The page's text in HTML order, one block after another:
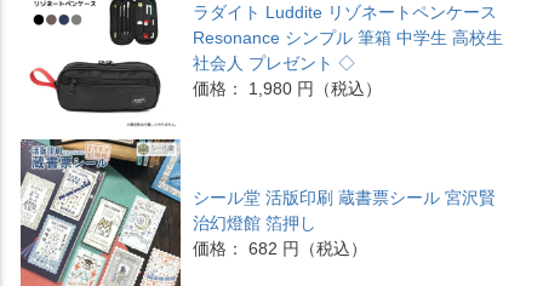
ラダイト Luddite リゾネートペンケース
Resonance シンプル 筆箱 中学生 高校生
社会人 プレゼント ◇
価格： 1,980 円（税込）
シール堂 活版印刷 蔵書票シール 宮沢賢
治幻燈館 箔押し
価格： 682 円（税込）